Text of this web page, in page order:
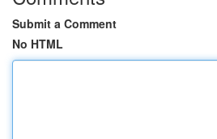
Submit a Comment
No HTML